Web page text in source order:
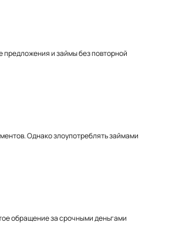
предложения и займы без повторной
Однако злоупотреблять займами
обращение за срочными деньгами